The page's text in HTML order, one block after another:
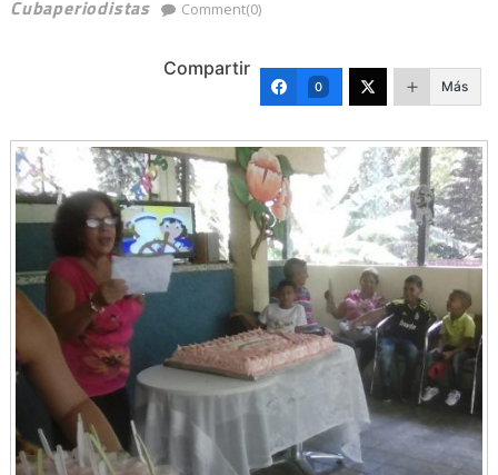
Cubaperiodistas
Comment(0)
Compartir
0 Más